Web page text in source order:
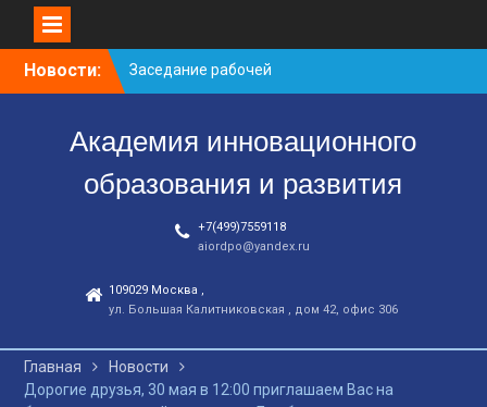
Новости:
Заседание рабочей
группа
Координационному
центру-25 лет!
Академия инновационного
образования и развития
+7(499)7559118
aiordpo@yandex.ru
109029 Москва ,
ул. Большая Калитниковская , дом 42, офис 306
Главная
Новости
Дорогие друзья, 30 мая в 12:00 приглашаем Вас на